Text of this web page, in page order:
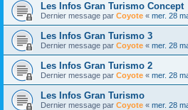
Les Infos Gran Turismo Concept
Dernier message par Coyote « mer. 28
Les Infos Gran Turismo 3
Dernier message par Coyote « mer. 28
Les Infos Gran Turismo 2
Dernier message par Coyote « mer. 28
Les Infos Gran Turismo
Dernier message par Coyote « mer. 28